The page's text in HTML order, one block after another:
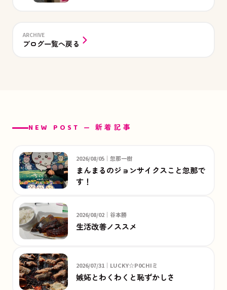
ARCHIVE
ブログ一覧へ戻る
NEW POST — 新着記事
2026/08/05｜忽那一樹
まんまるのジョンサイクスこと忽那で
す！
2026/08/02｜谷本勝
生活改善ノススメ
2026/07/31｜LUCKY☆P0CHIミ
嫉妬とわくわくと恥ずかしさ